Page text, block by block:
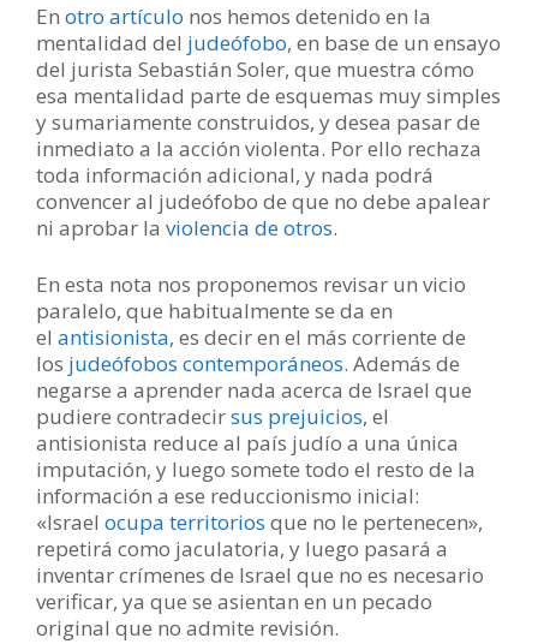
En otro artículo nos hemos detenido en la
mentalidad del judeófobo, en base de un ensayo
del jurista Sebastián Soler, que muestra cómo
esa mentalidad parte de esquemas muy simples
y sumariamente construidos, y desea pasar de
inmediato a la acción violenta. Por ello rechaza
toda información adicional, y nada podrá
convencer al judeófobo de que no debe apalear
ni aprobar la violencia de otros.
En esta nota nos proponemos revisar un vicio
paralelo, que habitualmente se da en
el antisionista, es decir en el más corriente de
los judeófobos contemporáneos. Además de
negarse a aprender nada acerca de Israel que
pudiere contradecirsus prejuicios, el
antisionista reduce al país judío a una única
imputación, y luego somete todo el resto de la
información a ese reduccionismo inicial:
«Israel ocupa territorios que no le pertenecen»,
repetirá como jaculatoria, y luego pasará a
inventar crímenes de Israel que no es necesario
verificar, ya que se asientan en un pecado
original que no admite revisión.